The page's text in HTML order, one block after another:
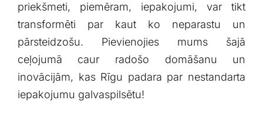
priekšmeti, piemēram, iepakojumi, var tikt
transformēti par kaut ko neparastu un
pārsteidzošu. Pievienojies mums šajā
ceļojumā‌ caur radošo‍ domāšanu ​un
inovācijām, kas Rīgu⁢ padara par nestandarta⁣
iepakojumu galvaspilsētu!